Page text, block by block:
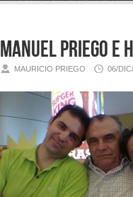
Manuel Priego e
MAURICIO PRIEGO 06/